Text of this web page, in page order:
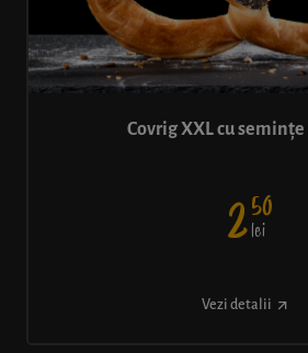
Covrig XXL cu semințe
250
lei
Vezi detalii